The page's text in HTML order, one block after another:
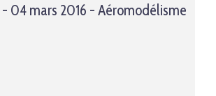
04 mars 2016 - Aéromodélisme